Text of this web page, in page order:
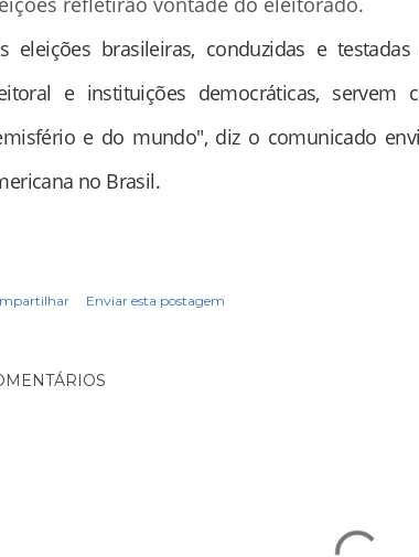
eleições brasileiras, conduzidas e
e instituições democráticas,
e do mundo", diz o comunicado
no Brasil.
Enviar esta postagem